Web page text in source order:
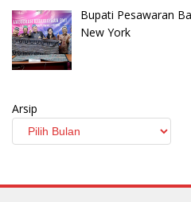
Bupati Pesawaran
New York
Arsip